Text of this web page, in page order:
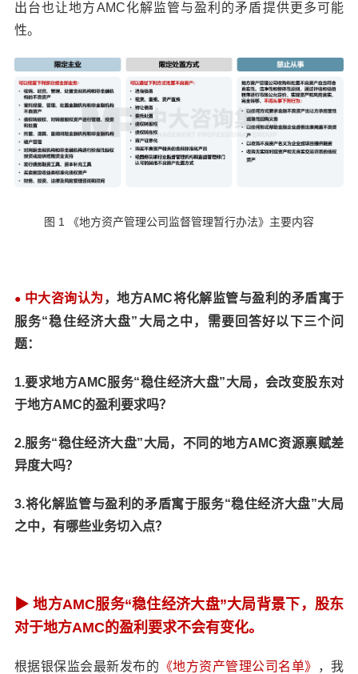
出台也让地方AMC化解监管与盈利的矛盾提供更多可能
性。
图 1 《地方资产管理公司监督管理暂行办法》主要内容
● 中大咨询认为 ，地方AMC将化解监管与盈利的矛盾寓于
服务“稳住经济大盘”大局之中，需要回答好以下三个问
题：
1.要求地方AMC服务“稳住经济大盘”大局，会改变股东对
于地方AMC的盈利要求吗？
2.服务“稳住经济大盘”大局，不同的地方AMC资源禀赋差
异度大吗？
3.将化解监管与盈利的矛盾寓于服务“稳住经济大盘”大局
之中，有哪些业务切入点？
▶地方AMC服务“稳住经济大盘”大局背景下，股东
对于地方AMC的盈利要求不会有变化。
根据银保监会最新发布的 《地方资产管理公司名单》
，我